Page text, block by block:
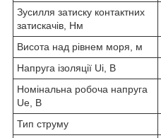
Зусилля затиску контактних
затискачів, Нм
Висота над рівнем моря, м
Напруга ізоляції Ui, В
Номінальна робоча напруга
Ue, В
Тип струму